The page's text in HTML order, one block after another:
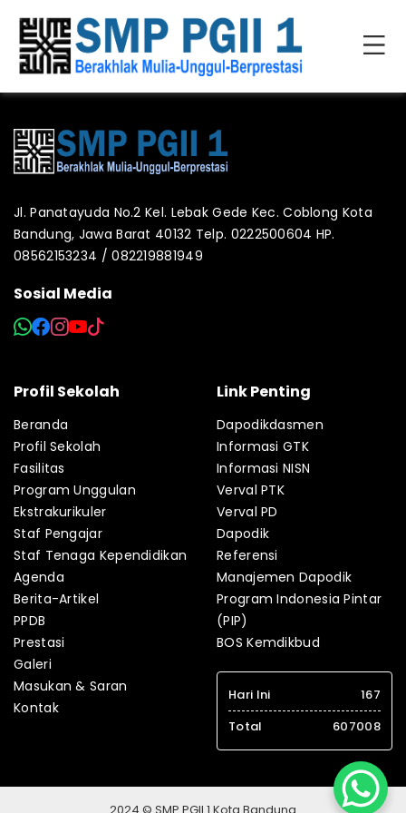
Jl. Panatayuda No.2 Kel. Lebak Gede Kec. Coblong Kota
Bandung, Jawa Barat 40132 Telp. 0222500604 HP.
08562153234 / 082219881949
Sosial Media
Profil Sekolah
Beranda
Profil Sekolah
Fasilitas
Program Unggulan
Ekstrakurikuler
Staf Pengajar
Staf Tenaga Kependidikan
Agenda
Berita-Artikel
PPDB
Prestasi
Galeri
Masukan & Saran
Kontak
Link Penting
Dapodikdasmen
Informasi GTK
Informasi NISN
Verval PTK
Verval PD
Dapodik
Referensi
Manajemen Dapodik
Program Indonesia Pintar
(PIP)
BOS Kemdikbud
Hari Ini
167
Total
607008